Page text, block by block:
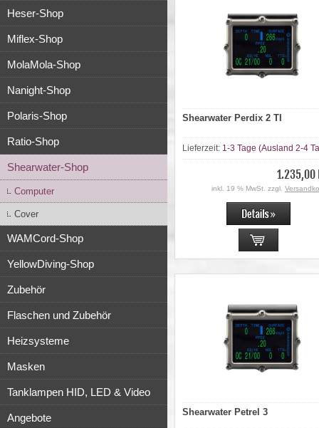
Heser-Shop
Miflex-Shop
MolaMola-Shop
Nanight-Shop
Polaris-Shop
Ratio-Shop
Shearwater-Shop
Computer
Cover
WAMCord-Shop
YellowDiving-Shop
Zubehör
Flaschen und Zubehör
Heizsysteme
Masken
Tanklampen HID, LED & Video
Angebote
Shearwater Perdix 2 TI
Lieferzeit: 1-3 Tage (Ausland 2-4
1.235,00
inkl. 19 % MwSt. zzgl.
Shearwater Petrel 3